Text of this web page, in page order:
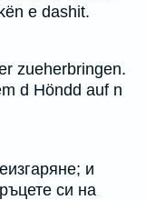
e dashit.
zueherbringen.
d Höndd auf n
и
си на